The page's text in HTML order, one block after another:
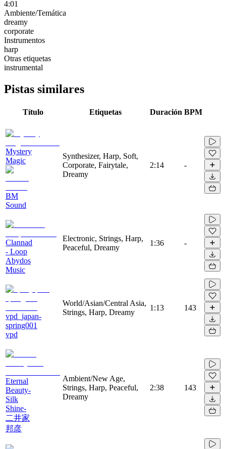
4:01
Ambiente/Temática
dreamy
corporate
Instrumentos
harp
Otras etiquetas
instrumental
Pistas similares
Título Etiquetas Duración BPM
Mystery
Magic
BM
Sound
Synthesizer, Harp, Soft,
Corporate, Fairytale,
Dreamy
2:14 -
Clannad
- Loop
Abydos
Music
Electronic, Strings, Harp,
Peaceful, Dreamy
1:36 -
vpd_japan-
spring001
vpd
World/Asian/Central Asia,
Strings, Harp, Dreamy
1:13 143
Eternal
Beauty-
Silk
Shine-
二井家
邦彦
Ambient/New Age,
Strings, Harp, Peaceful,
Dreamy
2:38 143